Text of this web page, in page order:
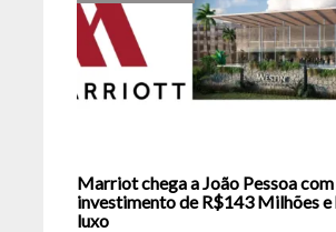
Marriot chega a João Pessoa com
investimento de R$143 Milhões e
luxo